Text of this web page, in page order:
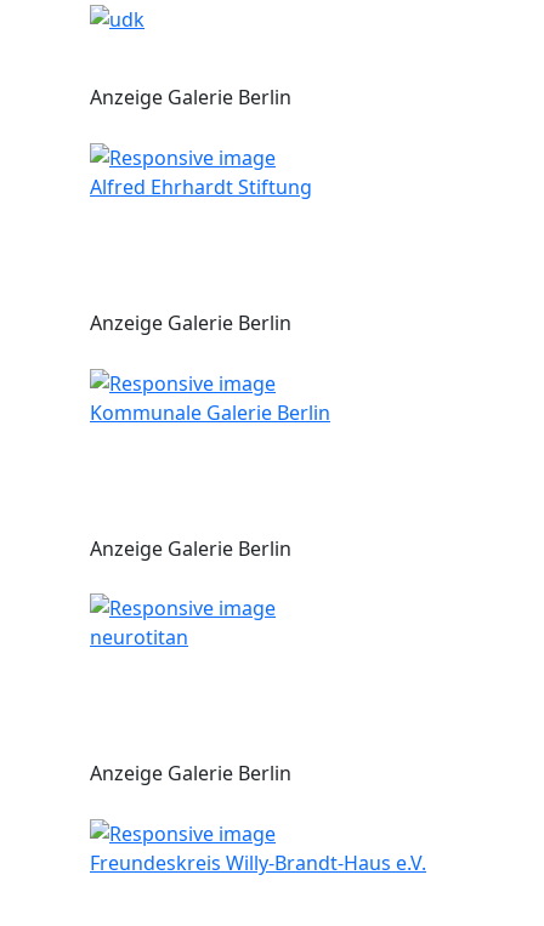
Anzeige Galerie Berlin
Alfred Ehrhardt Stiftung
Anzeige Galerie Berlin
Kommunale Galerie Berlin
Anzeige Galerie Berlin
neurotitan
Anzeige Galerie Berlin
Freundeskreis Willy-Brandt-Haus e.V.